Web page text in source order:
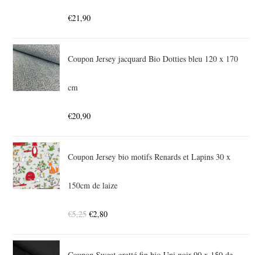
€21,90
Coupon Jersey jacquard Bio Dotties bleu 120 x 170
cm
€20,90
Coupon Jersey bio motifs Renards et Lapins 30 x
150cm de laize
€5,25 €2,80